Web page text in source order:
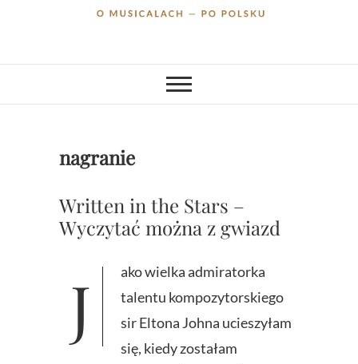
musical.pl
nagranie
Written in the Stars –
Wyczytać można z gwiazd
Jako wielka admiratorka
talentu kompozytorskiego
sir Eltona Johna ucieszyłam
się, kiedy zostałam